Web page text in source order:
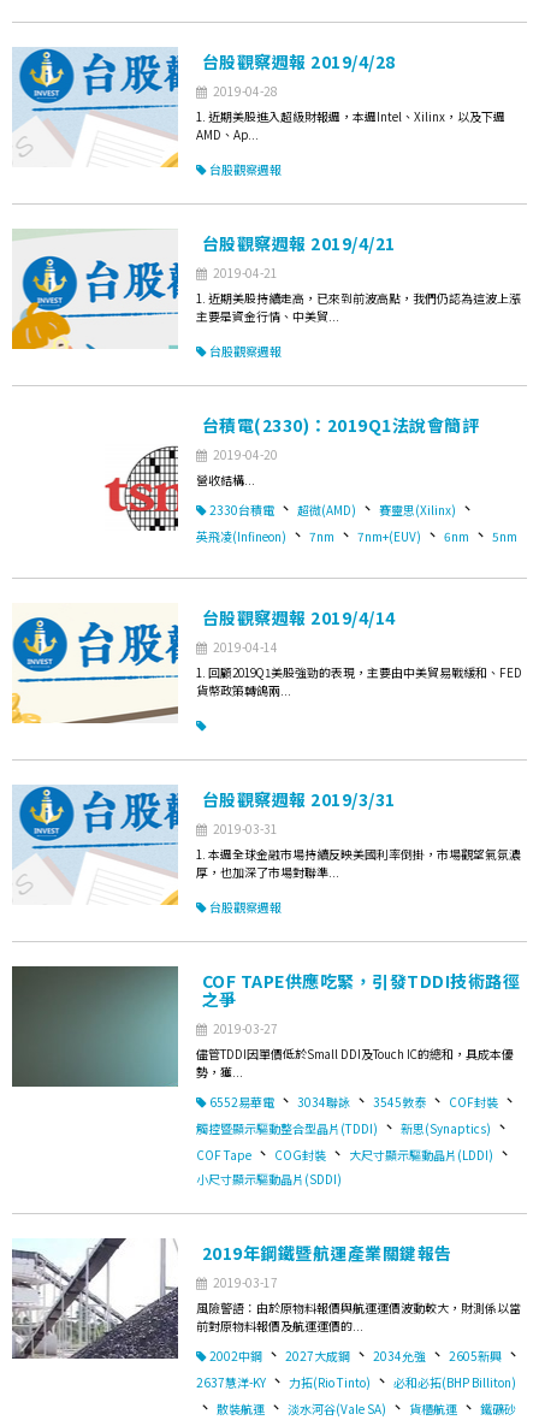
台股觀察週報 2019/4/28
2019-04-28
1. 近期美股進入超級財報週，本週Intel、Xilinx，以及下週
AMD、Ap...
台股觀察週報
台股觀察週報 2019/4/21
2019-04-21
1. 近期美股持續走高，已來到前波高點，我們仍認為這波上漲
主要是資金行情、中美貿...
台股觀察週報
台積電(2330)：2019Q1法說會簡評
2019-04-20
營收結構...
2330台積電 、 超微(AMD) 、 賽靈思(Xilinx) 、
英飛凌(Infineon) 、 7nm 、 7nm+(EUV) 、 6nm 、 5nm
台股觀察週報 2019/4/14
2019-04-14
1. 回顧2019Q1美股強勁的表現，主要由中美貿易戰緩和、FED
貨幣政策轉鴿兩...
台股觀察週報 2019/3/31
2019-03-31
1. 本週全球金融市場持續反映美國利率倒掛，市場觀望氣氛濃
厚，也加深了市場對聯準...
台股觀察週報
COF TAPE供應吃緊，引發TDDI技術路徑
之爭
2019-03-27
儘管TDDI因單價低於Small DDI及Touch IC的總和，具成本優
勢，獲...
6552易華電 、 3034聯詠 、 3545敦泰 、 COF封裝 、
觸控暨顯示驅動整合型晶片(TDDI) 、 新思(Synaptics) 、
COF Tape 、 COG封裝 、 大尺寸顯示驅動晶片(LDDI) 、
小尺寸顯示驅動晶片(SDDI)
2019年鋼鐵暨航運產業關鍵報告
2019-03-17
風險警語：由於原物料報價與航運運價波動較大，財測係以當
前對原物料報價及航運運價的...
2002中鋼 、 2027大成鋼 、 2034允強 、 2605新興 、
2637慧洋-KY 、 力拓(Rio Tinto) 、 必和必拓(BHP Billiton)
、 散裝航運 、 淡水河谷(Vale SA) 、 貨櫃航運 、 鐵礦砂